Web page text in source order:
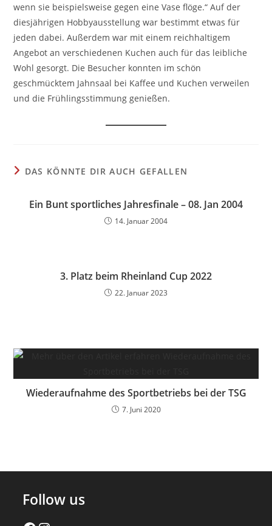
wenn sie beispielsweise gegen eine Vase flöge.“ Auf der
diesjährigen Hobbyausstellung war bestimmt etwas für
jeden dabei. Außerdem war mit einem reichhaltigem
Angebot an verschiedenen Kuchen auch für das leibliche
Wohl gesorgt. Die Besucher konnten im schön
geschmücktem Jahnsaal bei Kaffee und Kuchen verweilen
und die Frühlingsstimmung genießen.
DAS KÖNNTE DIR AUCH GEFALLEN
Ein Bunt sportliches Jahresfinale – 08. Jan 2004
14. Januar 2004
3. Platz beim Rheinland Cup 2022
22. Januar 2023
Wiederaufnahme des Sportbetriebs bei der TSG
7. Juni 2020
Follow us